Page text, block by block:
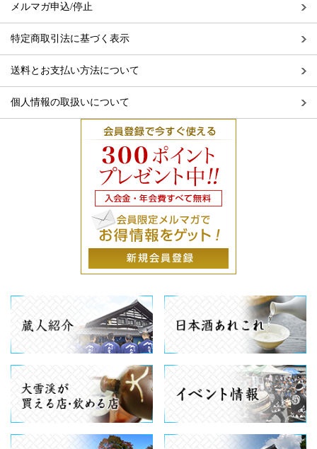
メルマガ申込/停止
特定商取引法に基づく表示
送料とお支払い方法について
個人情報の取扱いについて